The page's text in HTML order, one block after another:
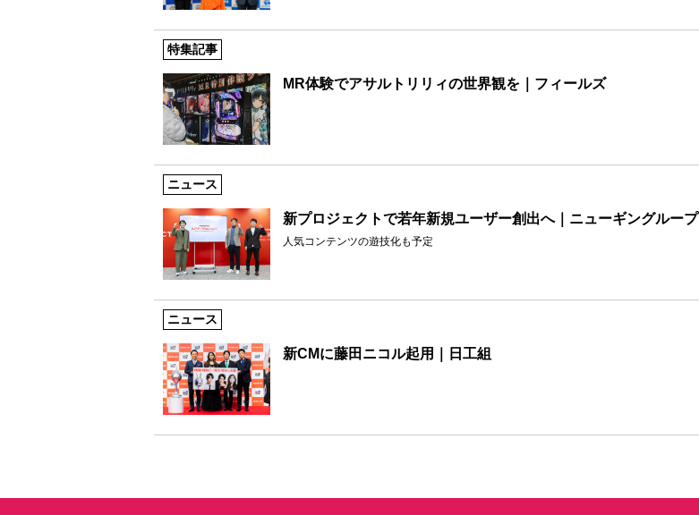
特集記事
MR体験でアサルトリリィの世界観を｜フィールズ
ニュース
新プロジェクトで若年新規ユーザー創出へ｜ニューギングループ
人気コンテンツの遊技化も予定
ニュース
新CMに藤田ニコル起用｜日工組